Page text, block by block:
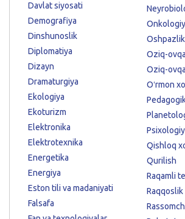
Davlat siyosati
Demografiya
Dinshunoslik
Diplomatiya
Dizayn
Dramaturgiya
Ekologiya
Ekoturizm
Elektronika
Elektrotexnika
Energetika
Energiya
Eston tili va madaniyati
Falsafa
Oshpazlik
Oziq-
Oziq-
Oʻrmon
Qishloq
Qurilish
Raqamli
Raqqoslik